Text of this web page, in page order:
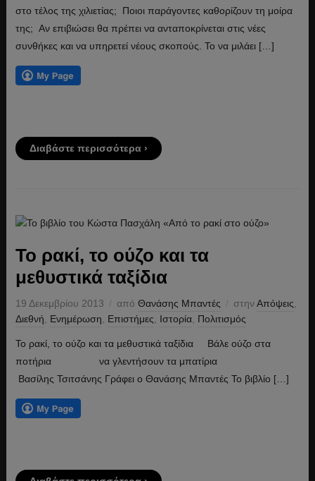
στο τέλος της χιλιετίας; Ποιοι παράγοντες καθορίζουν τη μοίρα
της; Αν επιβιώσει θα πρέπει να ανταποκρίνεται στις νέες
συνθήκες και να υπηρετεί νέους σκοπούς. Το να μιλάει […]
Διαβάστε περισσότερα ›
Το ρακί, το ούζο και τα
μεθυστικά ταξίδια
19 Δεκεμβρίου 2013 από Θανάσης Μπαντές στηνΑπόψεις
Διεθνή
Ενημέρωση Επιστήμες Ιστορία, Πολιτισμός
Το ρακί, το ούζο και τα μεθυστικά ταξίδια Βάλε ούζο στα
ποτήρια να γλεντήσουν τα μπατίρια
Βασίλης Τσιτσάνης Γράφει ο Θανάσης Μπαντές Το βιβλίο […]